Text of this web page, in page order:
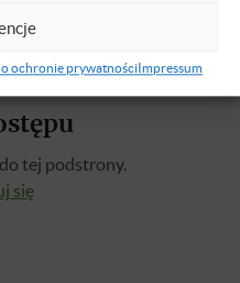
ochronie prywatnościImpressum
tej podstrony.
się